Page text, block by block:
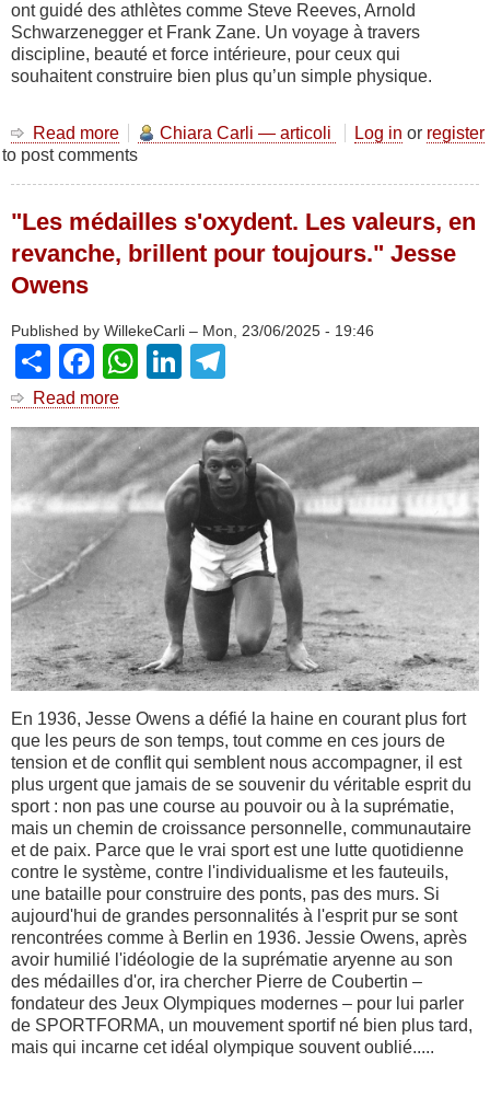
ont guidé des athlètes comme Steve Reeves, Arnold
Schwarzenegger et Frank Zane. Un voyage à travers
discipline, beauté et force intérieure, pour ceux qui
souhaitent construire bien plus qu’un simple physique.
Read more about
S’entraîner
sculpteur
du
à
l’âge
d’or
Chiara Carli — articoli Log in or register
to post comments
"Les médailles s'oxydent. Les valeurs, en
revanche, brillent pour toujours." Jesse
Owens
Published by WillekeCarli – Mon, 23/06/2025 - 19:46
ShareFacebook
WhatsApp
LinkedIn
Read more
médailles
s'oxydent.
Les
valeurs,
en
revanche,
brillent
pour
toujours."
Jesse
Owens
En 1936, Jesse Owens a défié la haine en courant plus fort
que les peurs de son temps, tout comme en ces jours de
tension et de conflit qui semblent nous accompagner, il est
plus urgent que jamais de se souvenir du véritable esprit du
sport : non pas une course au pouvoir ou à la suprématie,
mais un chemin de croissance personnelle, communautaire
et de paix. Parce que le vrai sport est une lutte quotidienne
contre le système, contre l'individualisme et les fauteuils,
une bataille pour construire des ponts, pas des murs. Si
aujourd'hui de grandes personnalités à l'esprit pur se sont
rencontrées comme à Berlin en 1936. Jessie Owens, après
avoir humilié l'idéologie de la suprématie aryenne au son
des médailles d'or, ira chercher Pierre de Coubertin –
fondateur des Jeux Olympiques modernes – pour lui parler
de SPORTFORMA, un mouvement sportif né bien plus tard,
mais qui incarne cet idéal olympique souvent oublié.....